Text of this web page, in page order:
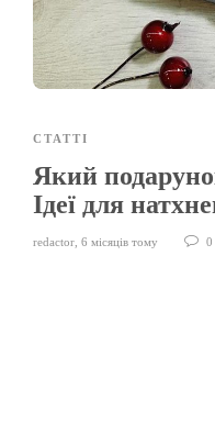
СТАТТІ
Який
Ідеї для
redactor 6 місяців тому 0